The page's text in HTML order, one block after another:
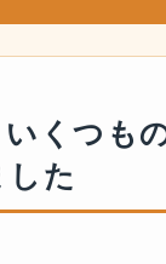
くつも
た